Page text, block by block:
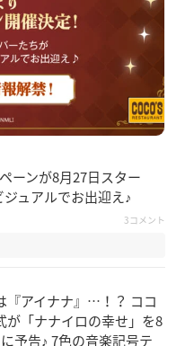
ーンが8月27日スター
ュアルでお出迎え♪
3コメント
『アイナナ』…！？ ココ
が「ナナイロの幸せ」を8
予告♪ 7色の音楽記号テ